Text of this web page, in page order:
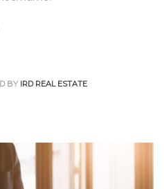
BY IRD REAL ESTATE